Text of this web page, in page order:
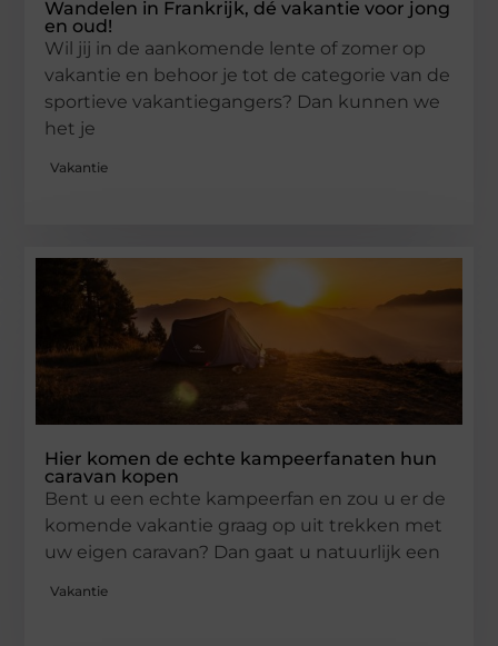
Wandelen in Frankrijk, dé vakantie voor jong
en oud!
Wil jij in de aankomende lente of zomer op
vakantie en behoor je tot de categorie van de
sportieve vakantiegangers? Dan kunnen we
het je
Vakantie
Hier komen de echte kampeerfanaten hun
caravan kopen
Bent u een echte kampeerfan en zou u er de
komende vakantie graag op uit trekken met
uw eigen caravan? Dan gaat u natuurlijk een
Vakantie